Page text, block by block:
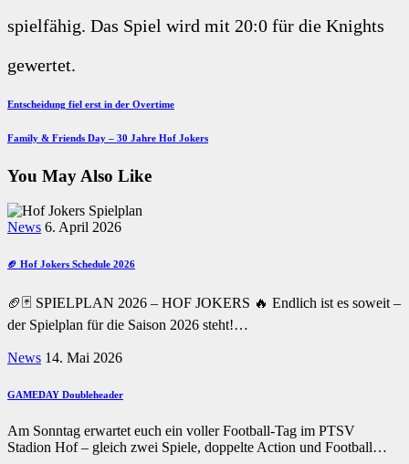
spielfähig. Das Spiel wird mit 20:0 für die Knights
gewertet.
Beitragsnavigation
Previous
Entscheidung fiel erst in der Overtime
Next
Family & Friends Day – 30 Jahre Hof Jokers
You May Also Like
News 6. April 2026
🏈 Hof Jokers Schedule 2026
🏈🃏 SPIELPLAN 2026 – HOF JOKERS 🔥 Endlich ist es soweit –
der Spielplan für die Saison 2026 steht!…
News 14. Mai 2026
GAMEDAY Doubleheader
Am Sonntag erwartet euch ein voller Football-Tag im PTSV
Stadion Hof – gleich zwei Spiele, doppelte Action und Football…